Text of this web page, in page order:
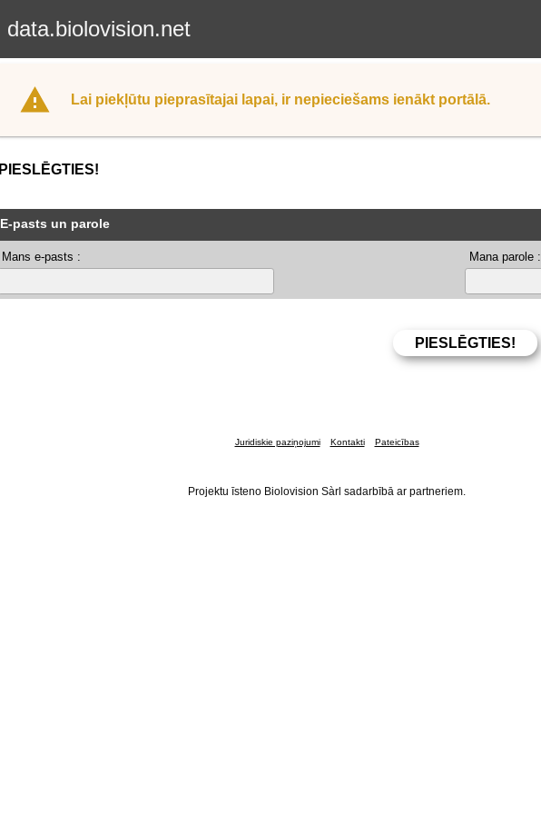
data.biolovision.net
Lai piekļūtu pieprasītajai lapai, ir nepieciešams ienākt portālā.
PIESLĒGTIES!
E-pasts un parole
Mans e-pasts : Mana parole :
Juridiskie paziņojumi Kontakti Pateicības
Projektu īsteno Biolovision Sàrl sadarbībā ar partneriem.